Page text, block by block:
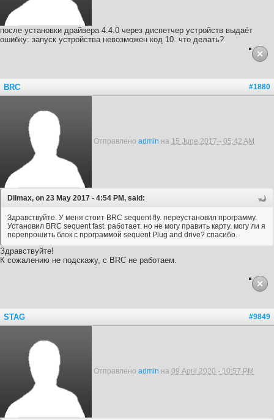
после установки драйвера 4.4.0 через диспетчер устройств выдаёт
ошибку: запуск устройства невозможен код 10. что делать?
#1880
BRC
Отправлено admin на 15 June 2017 - 05:42 AM
Dilmax, on 23 May 2017 - 4:54 PM, said:
Здравствуйте. У меня стоит BRC sequent fly. переустановил программу.
Установил BRC sequent fast. работает. но не могу править карту. могу ли я
перепрошить блок с программой sequent Plug and drive? спасибо.
Здравствуйте!
К сожалению не подскажу, с BRC не работаем.
#9849
STAG
Отправлено admin на 09 April 2020 - 10:57 PM